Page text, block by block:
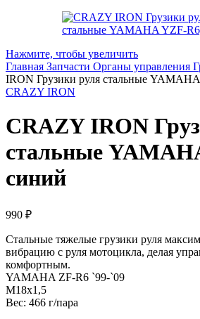
Нажмите, чтобы увеличить
Главная Запчасти Органы управления
IRON Грузики руля стальные
CRAZY IRON
CRAZY IRON
стальные
cиний
990 ₽
Стальные тяжелые грузики руля
вибрацию с руля мотоцикла, делая
комфортным.
YAMAHA ZF-R6 `99-`09
M18x1,5
Вес: 466 г/пара